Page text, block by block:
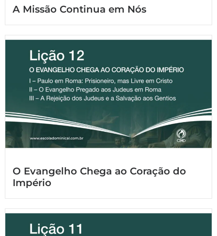
A Missão Continua em Nós
O Evangelho Chega ao Coração do
Império